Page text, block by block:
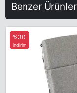
Benzer Ürünler
%30
indirim